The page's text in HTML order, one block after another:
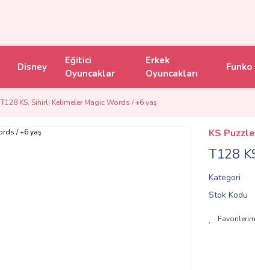
Disney
Eğitici
Oyuncaklar
Erkek
Oyuncakları
Funko
T128 KS, Sihirli Kelimeler Magic Words / +6 yaş
KS Puzzle
T128
Kategori
Stok Kodu